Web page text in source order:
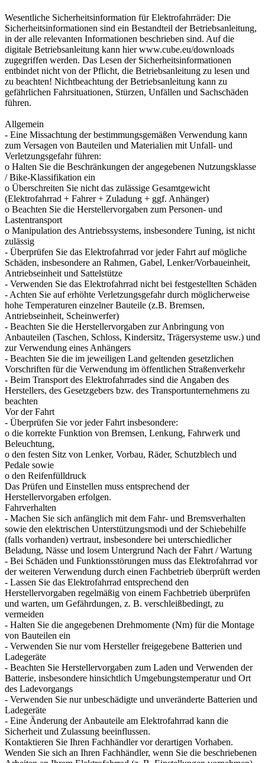
Wesentliche Sicherheitsinformation für Elektrofahrräder: Die
Sicherheitsinformationen sind ein Bestandteil der Betriebsanleitung,
in der alle relevanten Informationen beschrieben sind. Auf die
digitale Betriebsanleitung kann hier www.cube.eu/downloads
zugegriffen werden. Das Lesen der Sicherheitsinformationen
entbindet nicht von der Pflicht, die Betriebsanleitung zu lesen und
zu beachten! Nichtbeachtung der Betriebsanleitung kann zu
gefährlichen Fahrsituationen, Stürzen, Unfällen und Sachschäden
führen.
Allgemein
- Eine Missachtung der bestimmungsgemäßen Verwendung kann
zum Versagen von Bauteilen und Materialien mit Unfall- und
Verletzungsgefahr führen:
o Halten Sie die Beschränkungen der angegebenen Nutzungsklasse
/ Bike-Klassifikation ein
o Überschreiten Sie nicht das zulässige Gesamtgewicht
(Elektrofahrrad + Fahrer + Zuladung + ggf. Anhänger)
o Beachten Sie die Herstellervorgaben zum Personen- und
Lastentransport
o Manipulation des Antriebssystems, insbesondere Tuning, ist nicht
zulässig
- Überprüfen Sie das Elektrofahrrad vor jeder Fahrt auf mögliche
Schäden, insbesondere an Rahmen, Gabel, Lenker/Vorbaueinheit,
Antriebseinheit und Sattelstütze
- Verwenden Sie das Elektrofahrrad nicht bei festgestellten Schäden
- Achten Sie auf erhöhte Verletzungsgefahr durch möglicherweise
hohe Temperaturen einzelner Bauteile (z.B. Bremsen,
Antriebseinheit, Scheinwerfer)
- Beachten Sie die Herstellervorgaben zur Anbringung von
Anbauteilen (Taschen, Schloss, Kindersitz, Trägersysteme usw.) und
zur Verwendung eines Anhängers
- Beachten Sie die im jeweiligen Land geltenden gesetzlichen
Vorschriften für die Verwendung im öffentlichen Straßenverkehr
- Beim Transport des Elektrofahrrades sind die Angaben des
Herstellers, des Gesetzgebers bzw. des Transportunternehmens zu
beachten
Vor der Fahrt
- Überprüfen Sie vor jeder Fahrt insbesondere:
o die korrekte Funktion von Bremsen, Lenkung, Fahrwerk und
Beleuchtung,
o den festen Sitz von Lenker, Vorbau, Räder, Schutzblech und
Pedale sowie
o den Reifenfülldruck
Das Prüfen und Einstellen muss entsprechend der
Herstellervorgaben erfolgen.
Fahrverhalten
- Machen Sie sich anfänglich mit dem Fahr- und Bremsverhalten
sowie den elektrischen Unterstützungsmodi und der Schiebehilfe
(falls vorhanden) vertraut, insbesondere bei unterschiedlicher
Beladung, Nässe und losem Untergrund Nach der Fahrt / Wartung
- Bei Schäden und Funktionsstörungen muss das Elektrofahrrad vor
der weiteren Verwendung durch einen Fachbetrieb überprüft werden
- Lassen Sie das Elektrofahrrad entsprechend den
Herstellervorgaben regelmäßig von einem Fachbetrieb überprüfen
und warten, um Gefährdungen, z. B. verschleißbedingt, zu
vermeiden
- Halten Sie die angegebenen Drehmomente (Nm) für die Montage
von Bauteilen ein
- Verwenden Sie nur vom Hersteller freigegebene Batterien und
Ladegeräte
- Beachten Sie Herstellervorgaben zum Laden und Verwenden der
Batterie, insbesondere hinsichtlich Umgebungstemperatur und Ort
des Ladevorgangs
- Verwenden Sie nur unbeschädigte und unveränderte Batterien und
Ladegeräte
- Eine Änderung der Anbauteile am Elektrofahrrad kann die
Sicherheit und Zulassung beeinflussen.
Kontaktieren Sie Ihren Fachhändler vor derartigen Vorhaben.
Wenden Sie sich an Ihren Fachhändler, wenn Sie die beschriebenen